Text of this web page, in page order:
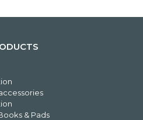
& Pads